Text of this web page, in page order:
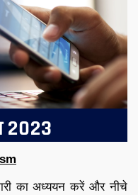
का अध्ययन करें और नीचे